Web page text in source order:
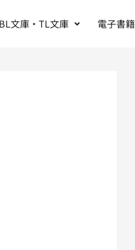
BL文庫・TL文庫 電子書籍